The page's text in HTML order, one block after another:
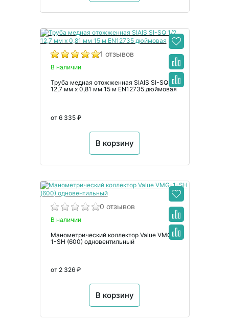
1 отзывов
В наличии
Труба медная отожженная SIAIS SI-SQ 1/2
12,7 мм x 0,81 мм 15 м EN12735 дюймовая
от 6 335 ₽
В корзину
0 отзывов
В наличии
Манометрический коллектор Value VMG-
1-SH (600) одновентильный
от 2 326 ₽
В корзину